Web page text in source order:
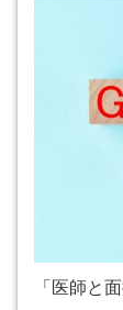
「医師と